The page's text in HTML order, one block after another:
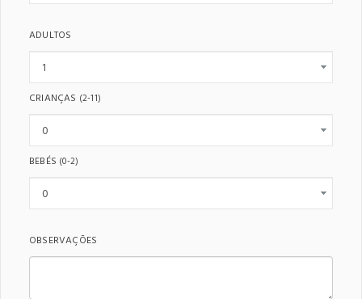
ADULTOS
CRIANÇAS (2-11)
BEBÉS (0-2)
OBSERVAÇÕES